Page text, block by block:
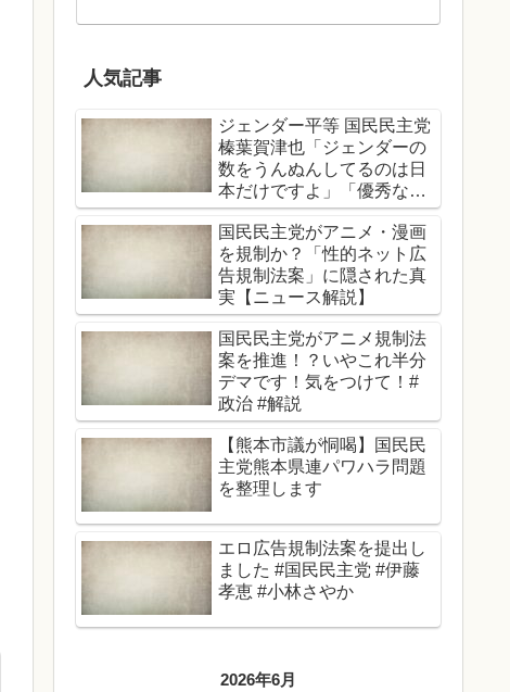
人気記事
ジェンダー平等 国民民主党
榛葉賀津也「ジェンダーの
数をうんぬんしてるのは日
本だけですよ」「優秀な女
性、男性関係なくどんどん
登用する」
国民民主党がアニメ・漫画
を規制か？「性的ネット広
告規制法案」に隠された真
実【ニュース解説】
国民民主党がアニメ規制法
案を推進！？いやこれ半分
デマです！気をつけて！#
政治 #解説
【熊本市議が恫喝】国民民
主党熊本県連パワハラ問題
を整理します
エロ広告規制法案を提出し
ました #国民民主党 #伊藤
孝恵 #小林さやか
2026年6月